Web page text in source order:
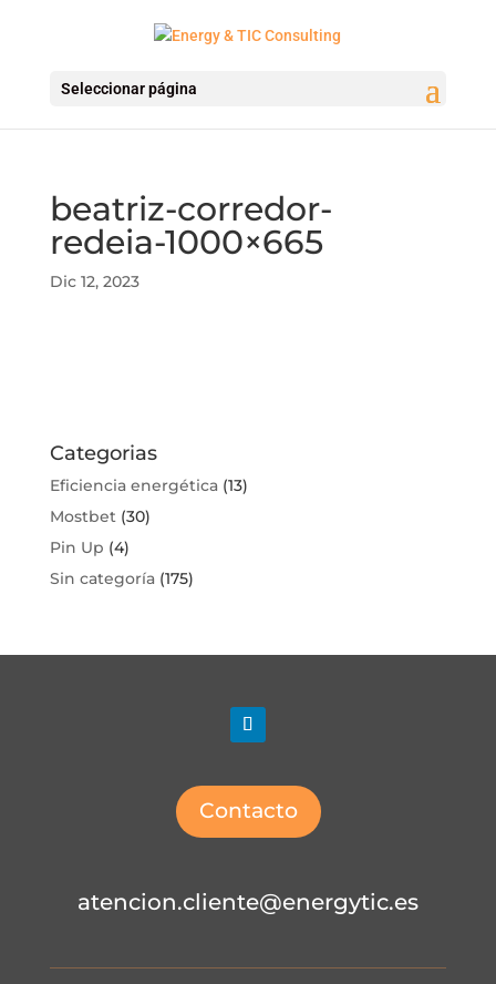
Seleccionar página
beatriz-corredor-
redeia-1000×665
Dic 12, 2023
Categorias
Eficiencia energética(13)
Mostbet(30)
Pin Up (4)
Sin categoría(175)
Contacto
atencion.cliente@energytic.es